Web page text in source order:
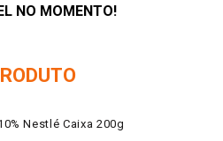
NO MOMENTO!
Nestlé Caixa 200g